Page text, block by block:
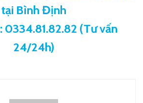
tại Bình Định
0334.81.82.82 (Tư vấn
24/24h)